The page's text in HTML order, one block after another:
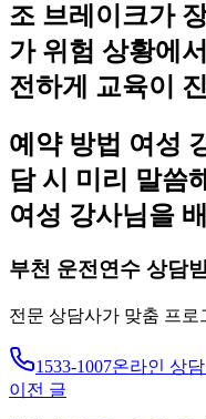
조 브레이크가
가 위험 상황에
전하게 교육이
예약 방법 여성
담 시 미리 말씀
여성 강사님을
부천 운전연수 상담받
전문 상담사가 맞춤 프
1533-1007온라인 상
이전 글